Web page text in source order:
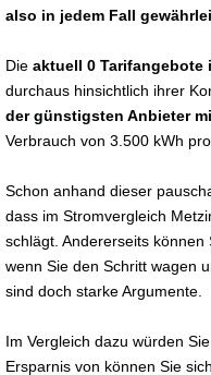
also in jedem Fall
Die aktuell 0 Tarifangebote
durchaus hinsichtlich ihrer
der günstigsten Anbieter
Verbrauch von 3.500 kWh
Schon anhand dieser
dass im Stromvergleich
schlägt. Andererseits können
wenn Sie den Schritt wagen
sind doch starke Argumente.
Im Vergleich dazu würden
Ersparnis von können Sie